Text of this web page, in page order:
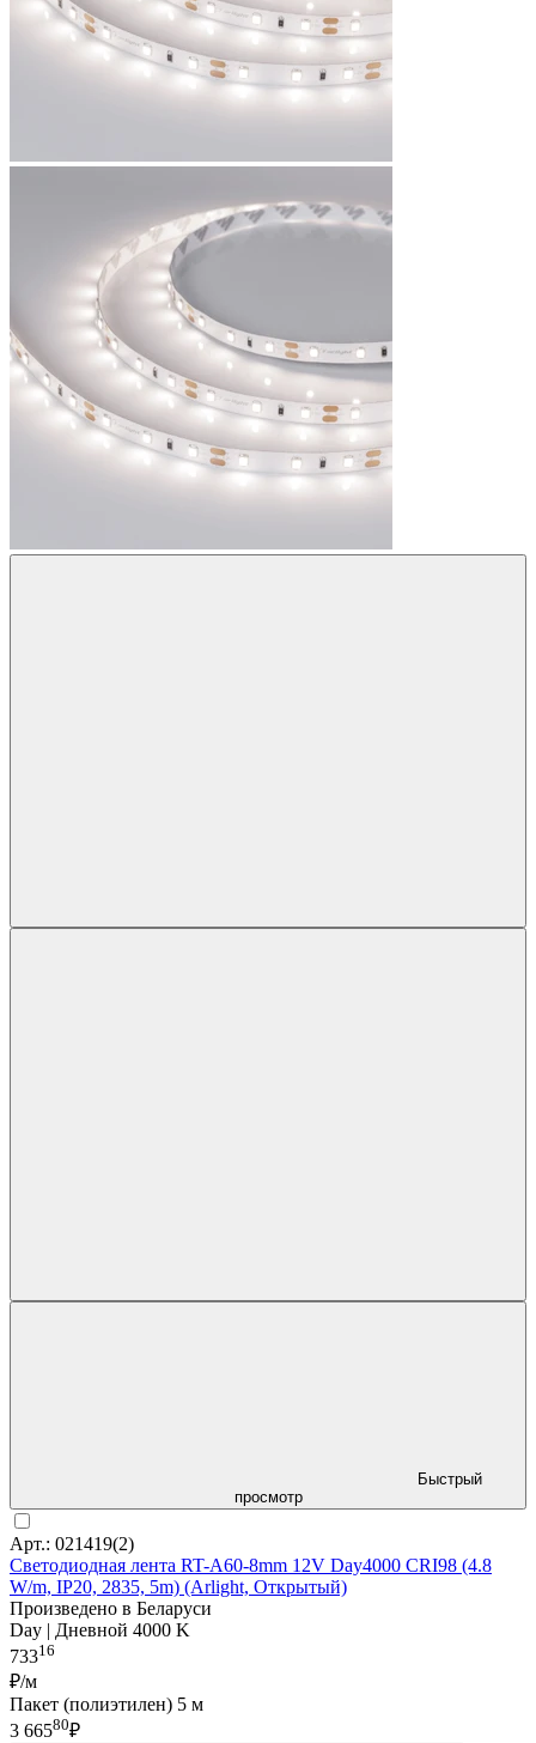
Быстрый
просмотр
Арт.: 021419(2)
Светодиодная лента RT-A60-8mm 12V Day4000 CRI98 (4.8
W/m, IP20, 2835, 5m) (Arlight, Открытый)
Произведено в Беларуси
Day | Дневной 4000 K
73316
₽/м
Пакет (полиэтилен) 5 м
3 66580₽